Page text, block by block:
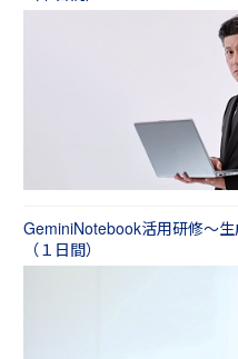
GeminiNotebook活用研修～
（１日間）